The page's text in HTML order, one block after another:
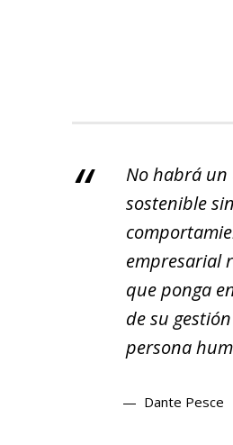
No habrá
sostenible
empresarial
que ponga
de su
persona
Dante Pesce